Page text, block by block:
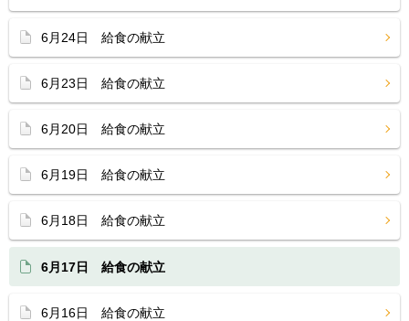
6月24日 給食の献立
6月23日 給食の献立
6月20日 給食の献立
6月19日 給食の献立
6月18日 給食の献立
6月17日 給食の献立
6月16日 給食の献立